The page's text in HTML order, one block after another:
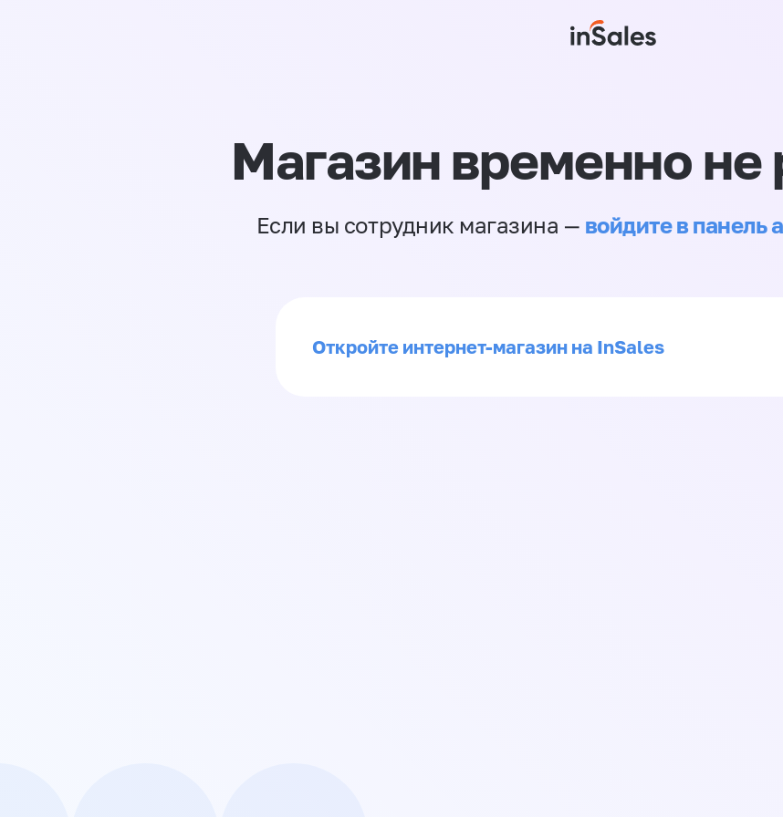
Магазин временно не
Если вы сотрудник магазина — войдите в панель
Откройте интернет-магазин на InSales